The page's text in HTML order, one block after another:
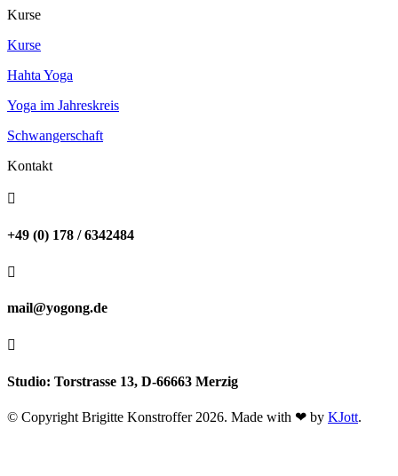
Kurse
Kurse
Hahta Yoga
Yoga im Jahreskreis
Schwangerschaft
Kontakt

+49 (0) 178 / 6342484

mail@yogong.de

Studio: Torstrasse 13, D-66663 Merzig
© Copyright Brigitte Konstroffer 2026. Made with ❤ by KJott.